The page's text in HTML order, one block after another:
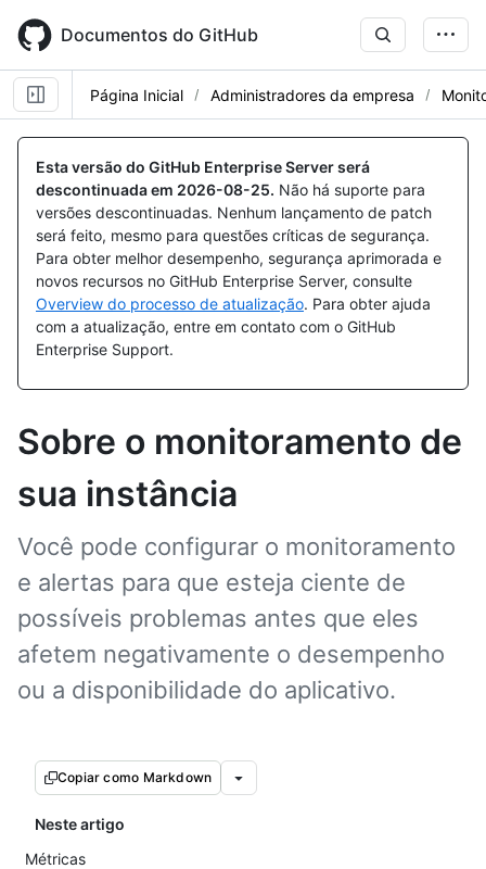
main
content
Documentos do GitHub
Página Inicial Administradores da empresa
Esta versão do GitHub Enterprise Server será
descontinuada em 2026-08-25. Não há suporte para
versões descontinuadas. Nenhum lançamento de patch
será feito, mesmo para questões críticas de segurança.
Para obter melhor desempenho, segurança aprimorada e
novos recursos no GitHub Enterprise Server, consulte
Overview do processo de atualização. Para obter ajuda
com a atualização, entre em contato com o GitHub
Enterprise Support.
Sobre o monitoramento de
sua instância
Você pode configurar o monitoramento
e alertas para que esteja ciente de
possíveis problemas antes que eles
afetem negativamente o desempenho
ou a disponibilidade do aplicativo.
Copiar como Markdown
Neste artigo
Métricas